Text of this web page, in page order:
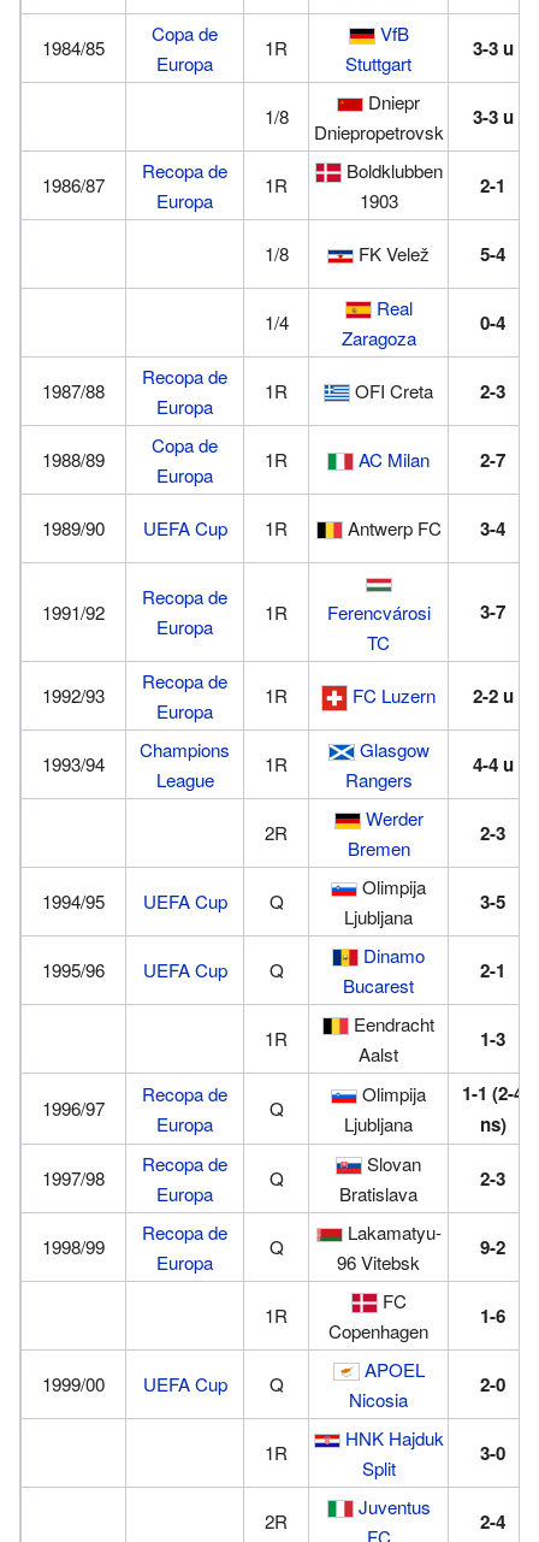
1984/85
Copa de
Europa
1R
VfB
Stuttgart
3-3u
1/8
Dniepr
Dniepropetrovsk
3-3u
1986/87
Recopa de
Europa
1R
Boldklubben
1903
2-1
1/8 FK Velež 5-4
1/4
Real
Zaragoza
0-4
1987/88
Recopa de
Europa
1R OFI Creta 2-3
1988/89
Copa de
Europa
1R AC Milan 2-7
1989/90 UEFA Cup 1R Antwerp FC 3-4
1991/92
Recopa de
Europa
1R
Ferencvárosi
TC
3-7
1992/93
Recopa de
Europa
1R FC Luzern 2-2u
1993/94
Champions
League
1R
Glasgow
Rangers
4-4u
2R
Werder
Bremen
2-3
1994/95 UEFA Cup Q
Olimpija
Ljubljana
3-5
1995/96 UEFA Cup Q
Dinamo
Bucarest
2-1
1R
Eendracht
Aalst
1-3
1996/97
Recopa de
Europa
Q
Olimpija
Ljubljana
1-1 (2-4
ns)
1997/98
Recopa de
Europa
Q
Slovan
Bratislava
2-3
1998/99
Recopa de
Europa
Q
Lakamatyu-
96 Vitebsk
9-2
1R
FC
Copenhagen
1-6
1999/00 UEFA Cup Q
APOEL
Nicosia
2-0
1R
HNK Hajduk
Split
3-0
2R
Juventus
FC
2-4